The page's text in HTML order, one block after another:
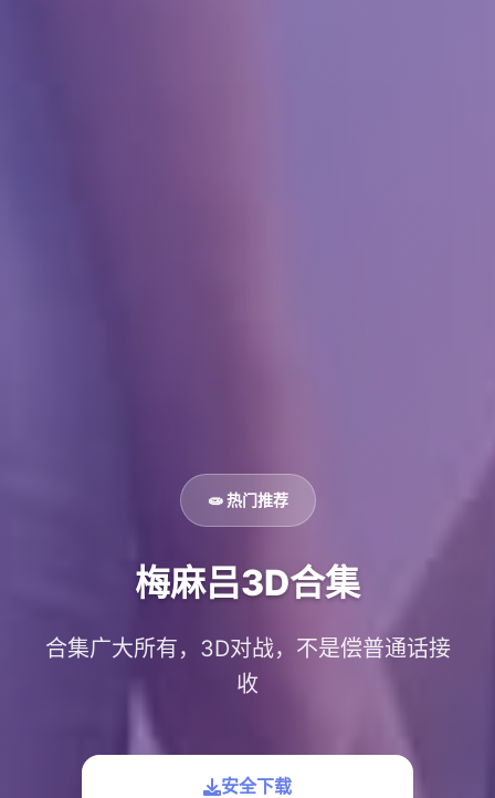
🧫 热门推荐
梅麻吕3D合集
合集广大所有，3D对战，不是偿普通话接
收
安全下载